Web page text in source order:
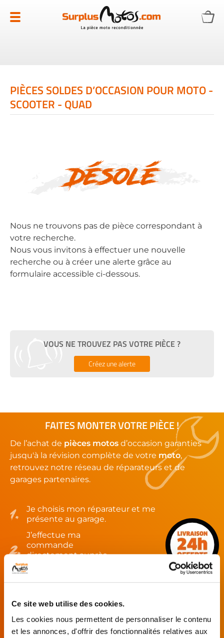
Ce site web utilise des cookies.
Les cookies nous permettent de personnaliser le contenu
et les annonces, d'offrir des fonctionnalités relatives aux
au
contenu
PIÈCES SOLDES D’OCCASION POUR MOTO -
SCOOTER - QUAD
Désolé
Nous ne trouvons pas de pièce correspondant à
votre recherche.
Nous vous invitons à effectuer une nouvelle
recherche ou à créer une alerte grâce au
formulaire accessible ci-dessous.
VOUS NE TROUVEZ PAS VOTRE PIÈCE ?
Créez une alerte
FAITES MONTER VOTRE PIÈCE !
De l’achat de pièces motos d’occasion garanties
jusqu'à la révision complète de votre moto,
retrouvez notre réseau de réparateurs et de
garages partenaires.
Je choisis mon réparateur et me
présente au garage.
J’effectue ma
commande
directement auprès
du réparateur.
Mes pièces sont livrées et